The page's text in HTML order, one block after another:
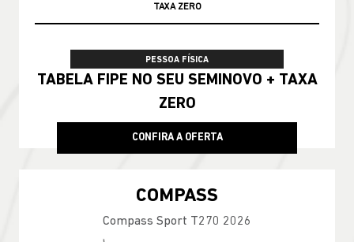
TAXA ZERO
PESSOA FÍSICA
TABELA FIPE NO SEU SEMINOVO + TAXA
ZERO
CONFIRA A OFERTA
COMPASS
Compass Sport T270 2026